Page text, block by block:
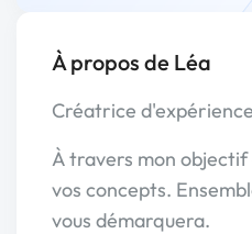
À propos de Léa
Créatrice
À travers mon
vos concepts.
vous démarquera.